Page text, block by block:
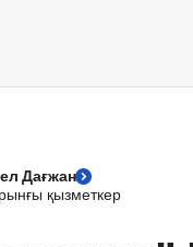
Дағжан
қызметкер